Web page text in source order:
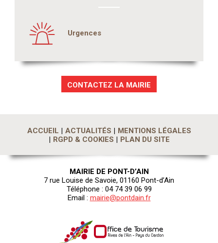
Urgences
CONTACTEZ LA MAIRIE
ACCUEIL ACTUALITÉS
MENTIONS LÉGALES
RGPD & COOKIES
PLAN DU SITE
MAIRIE DE PONT-D’AIN
7 rue Louise de Savoie, 01160 Pont-d’Ain
Téléphone : 04 74 39 06 99
Email : mairie@pontdain.fr